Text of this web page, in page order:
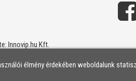
Innovip.hu Kft.
élmény érdekében weboldalunk